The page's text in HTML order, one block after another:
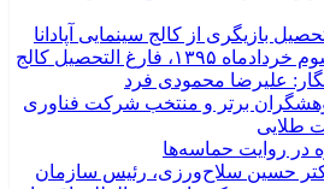
بازیگری از کالج سینمایی آپادانا
پانیذ شفاعی متولد سوم خردادماه ۱۳۹۵، فارغ التحصیل کالج
علیرضا محمودی فرد
برتر و منتخب شرکت فناوری
طلایی
در روایت حماسه‌ها
حسین سلاح‌ورزی، رئیس سازمان